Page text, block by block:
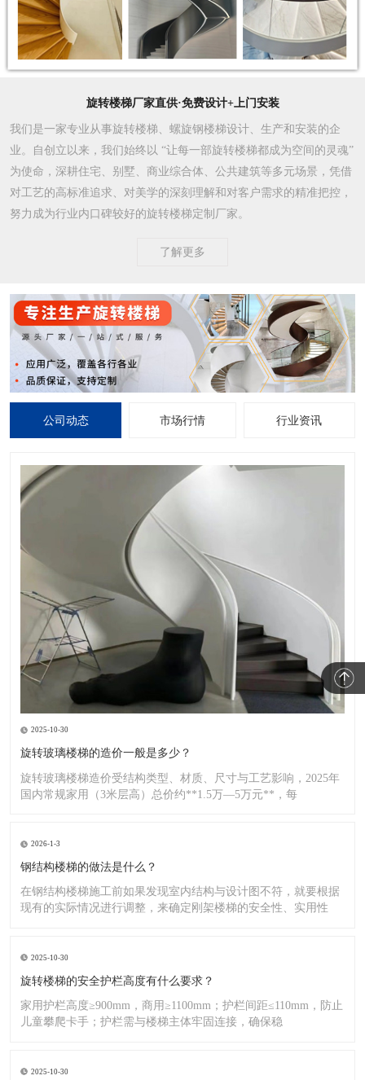
旋转楼梯厂家直供·免费设计+上门安装
我们是一家专业从事旋转楼梯、螺旋钢楼梯设计、生产和安装的企
业。自创立以来，我们始终以 “让每一部旋转楼梯都成为空间的灵魂”
为使命，深耕住宅、别墅、商业综合体、公共建筑等多元场景，凭借
对工艺的高标准追求、对美学的深刻理解和对客户需求的精准把控，
努力成为行业内口碑较好的旋转楼梯定制厂家。​
了解更多
公司动态 市场行情 行业资讯
2025-10-30
旋转玻璃楼梯的造价一般是多少？
旋转玻璃楼梯造价受结构类型、材质、尺寸与工艺影响，2025年
国内常规家用（3米层高）总价约**1.5万—5万元**，每
2026-1-3
钢结构楼梯的做法是什么？
在钢结构楼梯施工前如果发现室内结构与设计图不符，就要根据
现有的实际情况进行调整，来确定刚架楼梯的安全性、实用性
2025-10-30
旋转楼梯的安全护栏高度有什么要求？
家用护栏高度≥900mm，商用≥1100mm；护栏间距≤110mm，防止
儿童攀爬卡手；护栏需与楼梯主体牢固连接，确保稳
2025-10-30